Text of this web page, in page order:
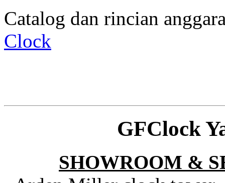
Catalog dan rincian
Clock
GFClock
SHOWROOM &